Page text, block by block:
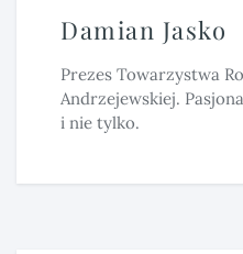
Damian Jasko
Prezes Towarzystwa
Andrzejewskiej.
i nie tylko.